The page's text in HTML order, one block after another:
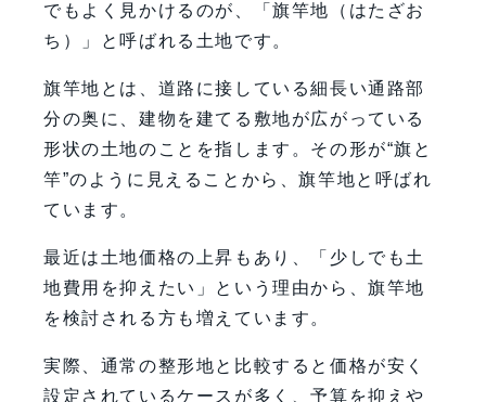
でもよく見かけるのが、「旗竿地（はたざお
ち）」と呼ばれる土地です。
旗竿地とは、道路に接している細長い通路部
分の奥に、建物を建てる敷地が広がっている
形状の土地のことを指します。その形が“旗と
竿”のように見えることから、旗竿地と呼ばれ
ています。
最近は土地価格の上昇もあり、「少しでも土
地費用を抑えたい」という理由から、旗竿地
を検討される方も増えています。
実際、通常の整形地と比較すると価格が安く
設定されているケースが多く、予算を抑えや